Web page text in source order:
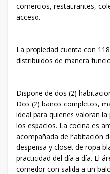
comercios, restaurantes,
acceso.
La propiedad cuenta con
distribuidos de manera
Dispone de dos (2)
Dos (2) baños completos,
ideal para quienes valoran
los espacios. La cocina es
acompañada de habitación
despensa y closet de ropa
practicidad del día a día. El
comedor con salida a un